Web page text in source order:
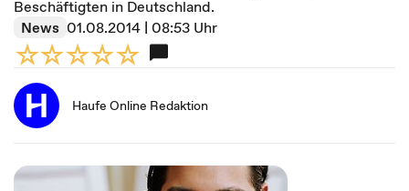
Beschäftigten in Deutschland.
News 01.08.2014 | 08:53 Uhr
Haufe Online Redaktion